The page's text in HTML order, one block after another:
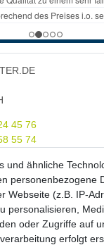
45 76
55 74
- 21.00
und ähnliche
personenbezogene
Webseite (z.B. IP-
personalisieren,
oder Zugriffe auf
erfolgt